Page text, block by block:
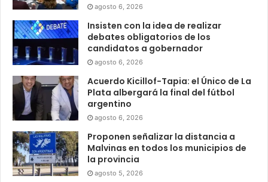
agosto 6, 2026
Insisten con la idea de realizar
debates obligatorios de los
candidatos a gobernador
agosto 6, 2026
Acuerdo Kicillof-Tapia: el Único de La
Plata albergará la final del fútbol
argentino
agosto 6, 2026
Proponen señalizar la distancia a
Malvinas en todos los municipios de
la provincia
agosto 5, 2026